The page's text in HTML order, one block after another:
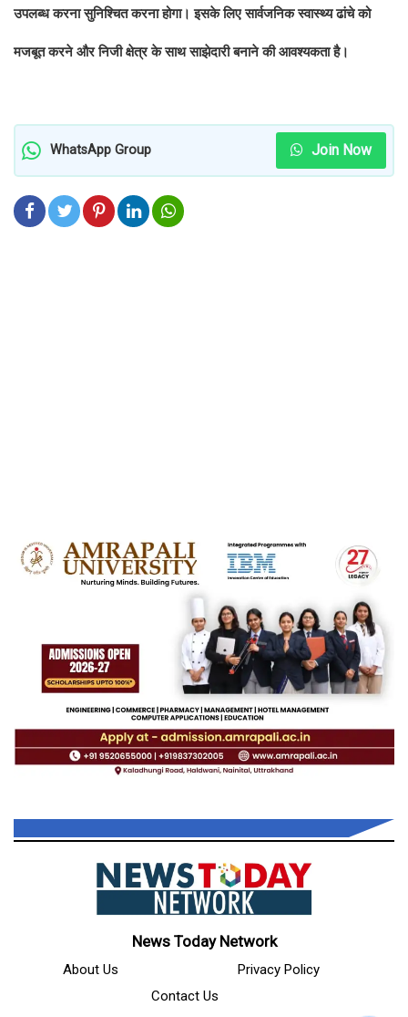
उपलब्ध करना सुनिश्चित करना होगा। इसके लिए सार्वजनिक स्वास्थ्य ढांचे को
मजबूत करने और निजी क्षेत्र के साथ साझेदारी बनाने की आवश्यकता है।
WhatsApp Group Join Now
News Today Network
About Us
Privacy Policy
Contact Us